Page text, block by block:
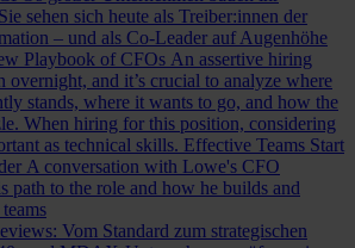
sehen sich heute als Treiber:innen der
– und als Co-Leader auf Augenhöhe
Playbook of CFOs An assertive hiring
overnight, and it’s crucial to analyze where
stands, where it wants to go, and how the
When hiring for this position, considering
as technical skills. Effective Teams Start
A conversation with Lowe's CFO
path to the role and how he builds and
Vom Standard zum strategischen